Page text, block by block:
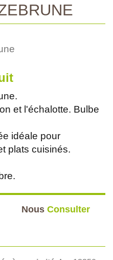
et l'échalotte. Bulbe
idéale pour
plats cuisinés.
Nous Consulter